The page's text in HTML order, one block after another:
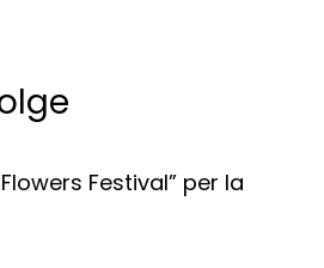
Festival” per la